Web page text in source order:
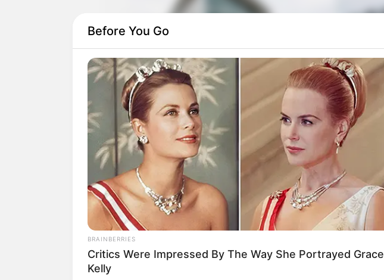
Before You Go
BRAINBERRIES
Critics Were Impressed By The Way She Portrayed Grace
Kelly